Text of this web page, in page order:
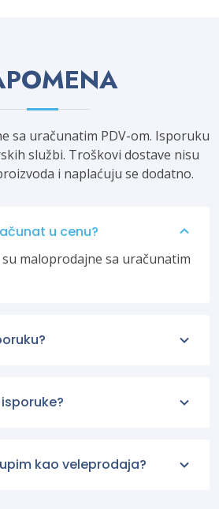
sa uračunatim PDV-om. Isporuku
službi. Troškovi dostave nisu
i naplaćuju se dodatno.
u cenu?
su maloprodajne sa uračunatim
kao veleprodaja?